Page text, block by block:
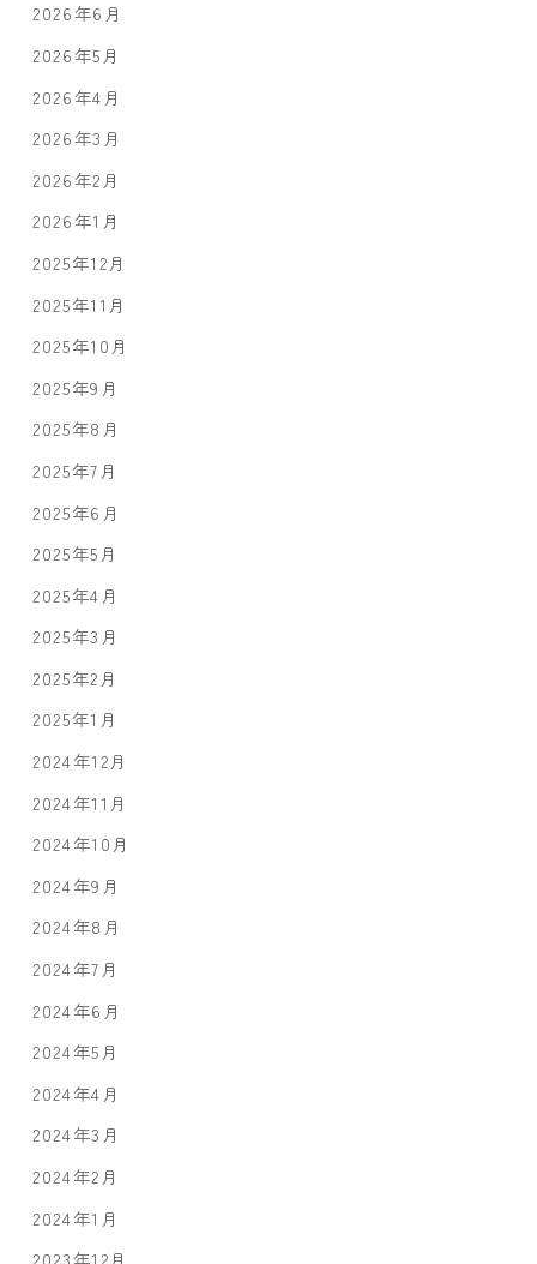
2026年6月
2026年5月
2026年4月
2026年3月
2026年2月
2026年1月
2025年12月
2025年11月
2025年10月
2025年9月
2025年8月
2025年7月
2025年6月
2025年5月
2025年4月
2025年3月
2025年2月
2025年1月
2024年12月
2024年11月
2024年10月
2024年9月
2024年8月
2024年7月
2024年6月
2024年5月
2024年4月
2024年3月
2024年2月
2024年1月